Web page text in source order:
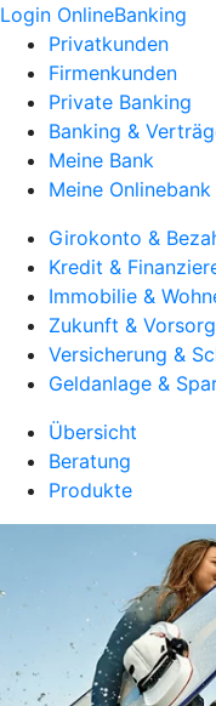
Login OnlineBanking
Privatkunden
Firmenkunden
Private Banking
Banking &
Meine Bank
Meine Onlinebank
Girokonto &
Kredit &
Immobilie &
Zukunft &
Versicherung &
Geldanlage &
Übersicht
Beratung
Produkte